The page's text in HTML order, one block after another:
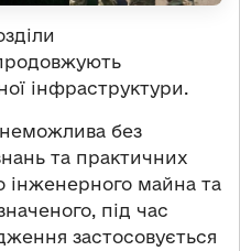
інфраструктури.
без
та практичних
інженерного майна та
під час
застосовується